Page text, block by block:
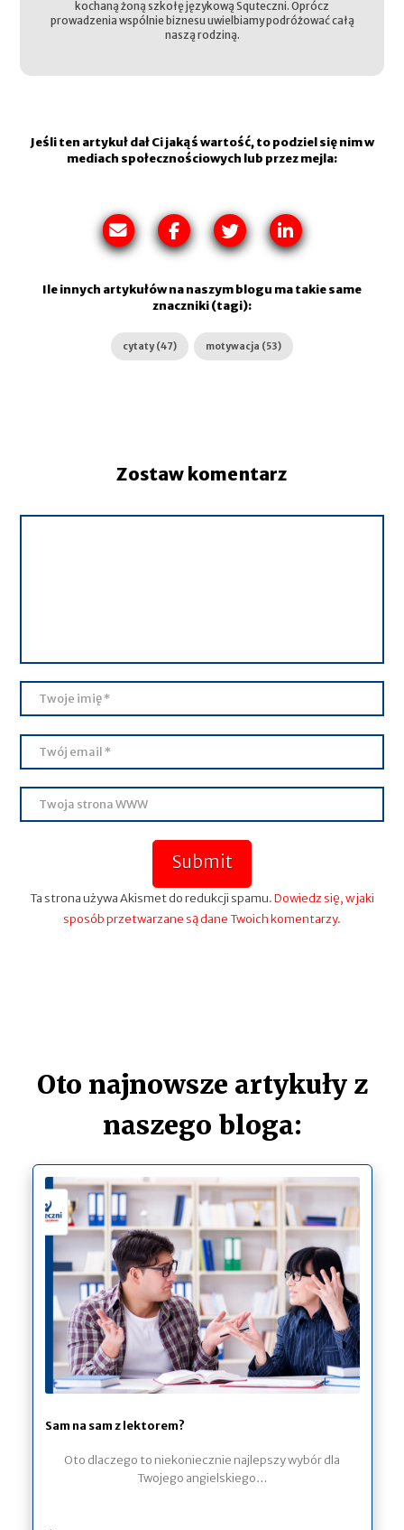
kochaną żoną szkołę językową Squteczni. Oprócz
prowadzenia wspólnie biznesu uwielbiamy podróżować całą
naszą rodziną.
Jeśli ten artykuł dał Ci jakąś wartość, to podziel się nim w
mediach społecznościowych lub przez mejla:
Ile innych artykułów na naszym blogu ma takie same
znaczniki (tagi):
cytaty (47) motywacja (53)
Zostaw komentarz
Submit
Ta strona używa Akismet do redukcji spamu.Dowiedz się, w jaki
sposób przetwarzane są dane Twoich komentarzy.
Oto najnowsze artykuły z
naszego bloga:
Sam na sam z lektorem?
Oto dlaczego to niekoniecznie najlepszy wybór dla
Twojego angielskiego…